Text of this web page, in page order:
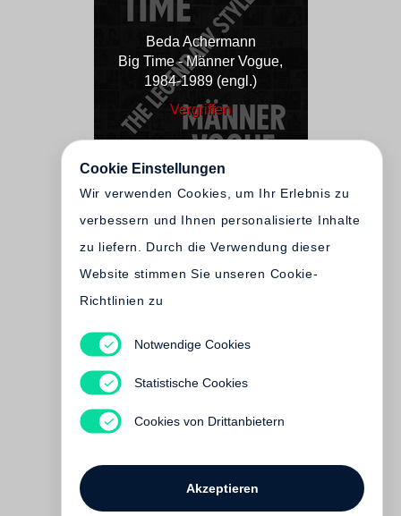
Beda Achermann
Big Time - Männer Vogue,
1984-1989 (engl.)
Vergriffen
Big Time
Cookie Einstellungen
Wir verwenden Cookies, um Ihr Erlebnis zu
verbessern und Ihnen personalisierte Inhalte
zu liefern. Durch die Verwendung dieser
Website stimmen Sie unseren Cookie-
Richtlinien zu
Notwendige Cookies
Statistische Cookies
Cookies von Drittanbietern
Akzeptieren